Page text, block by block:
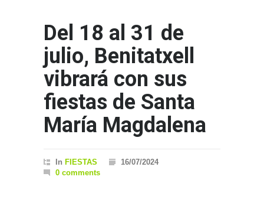
Del 18 al 31 de
julio, Benitatxell
vibrará con sus
fiestas de Santa
María Magdalena
In FIESTAS
16/07/2024
0 comments